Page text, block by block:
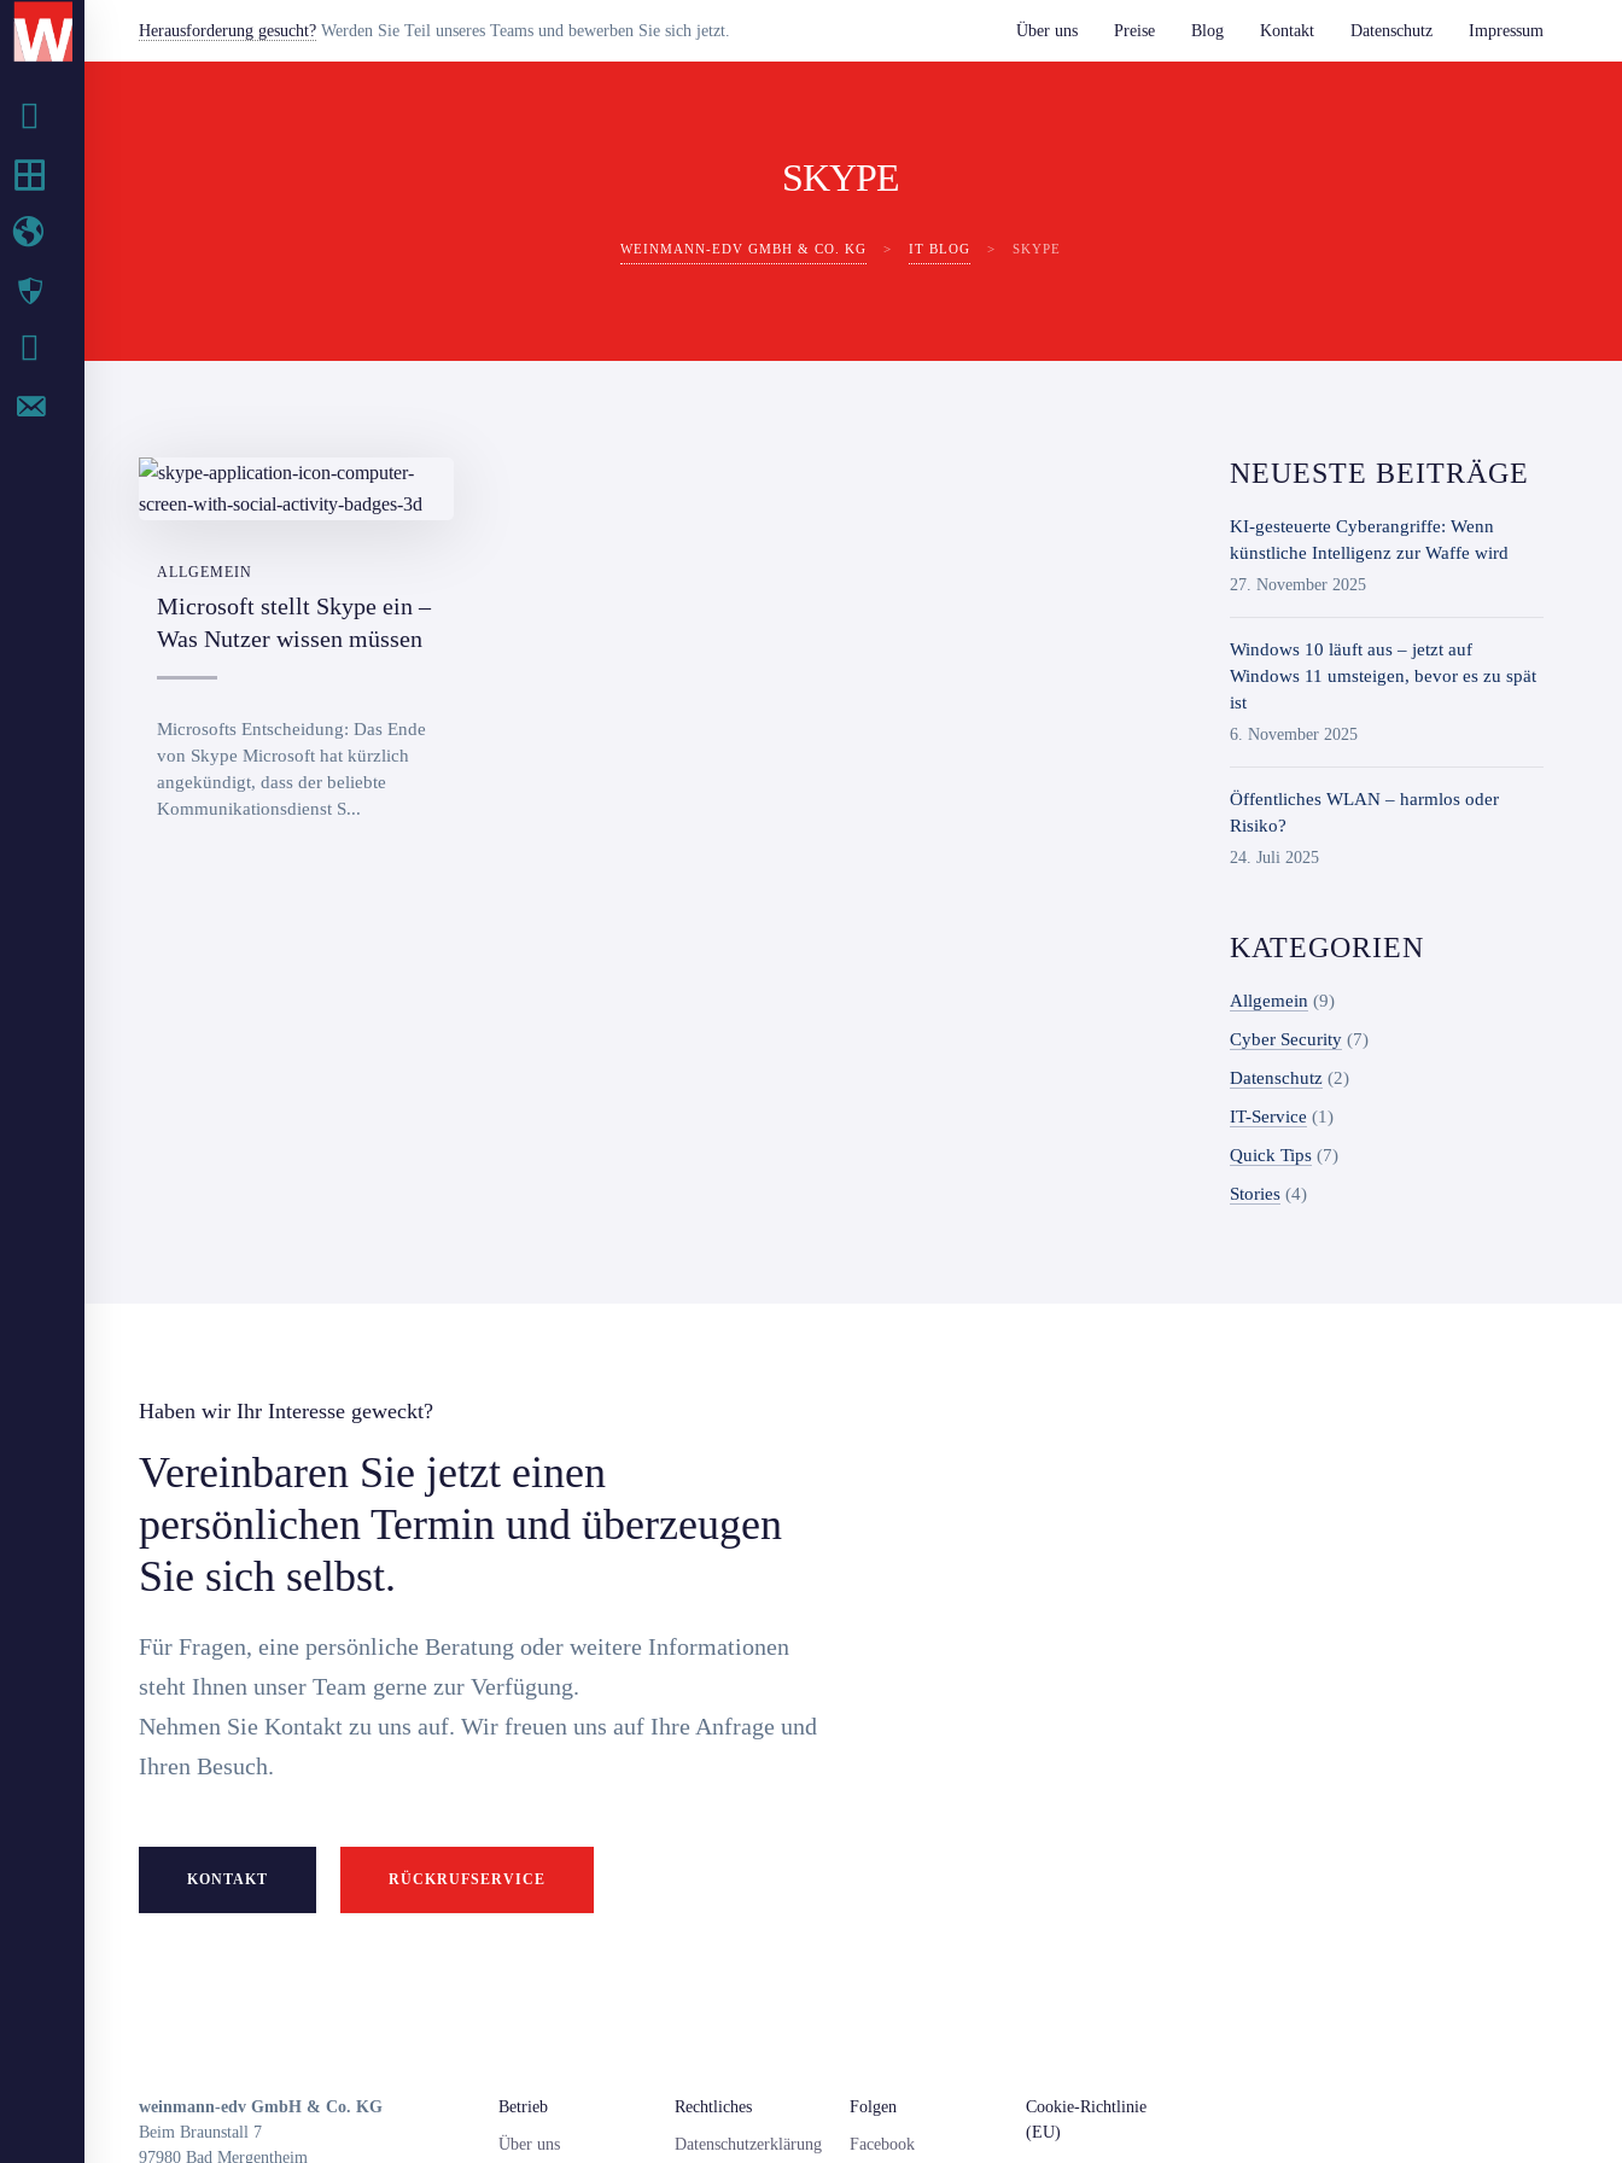
Herausforderung gesucht?Werden Sie Teil unseres Teams und bewerben Sie sich jetzt. Über uns Preise Blog Kontakt Datenschutz Impressum
SKYPE
WEINMANN-EDV GMBH & CO. KG > IT BLOG > SKYPE
ALLGEMEIN
Microsoft stellt Skype ein –
Was Nutzer wissen müssen
Microsofts Entscheidung: Das Ende
von Skype Microsoft hat kürzlich
angekündigt, dass der beliebte
Kommunikationsdienst S...
NEUESTE BEITRÄGE
KI-gesteuerte Cyberangriffe: Wenn
künstliche Intelligenz zur Waffe wird
27. November 2025
Windows 10 läuft aus – jetzt auf
Windows 11 umsteigen, bevor es zu spät
ist
6. November 2025
Öffentliches WLAN – harmlos oder
Risiko?
24. Juli 2025
KATEGORIEN
Allgemein (9)
Cyber Security (7)
Datenschutz (2)
IT-Service (1)
Quick Tips (7)
Stories (4)
Haben wir Ihr Interesse geweckt?
Vereinbaren Sie jetzt einen
persönlichen Termin und überzeugen
Sie sich selbst.
Für Fragen, eine persönliche Beratung oder weitere Informationen
steht Ihnen unser Team gerne zur Verfügung.
Nehmen Sie Kontakt zu uns auf. Wir freuen uns auf Ihre Anfrage und
Ihren Besuch.
KONTAKT RÜCKRUFSERVICE
weinmann-edv GmbH & Co. KG
Beim Braunstall 7
97980 Bad Mergentheim
Betrieb
Über uns
Rechtliches
Datenschutzerklärung
Folgen
Facebook
Cookie-Richtlinie
(EU)